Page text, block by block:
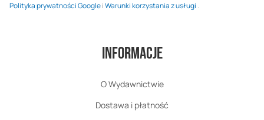
Polityka prywatności GoogleiWarunki korzystania z usługi .
Informacje
O Wydawnictwie
Dostawa i płatność